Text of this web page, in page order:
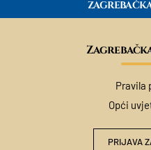
Pravila
Opći
PRIJAVA